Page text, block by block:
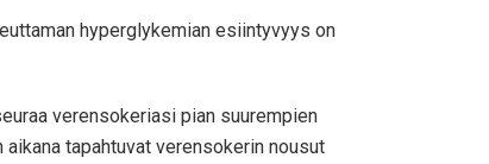
hyperglykemian esiintyvyys on
verensokeriasi pian suurempien
tapahtuvat verensokerin nousut